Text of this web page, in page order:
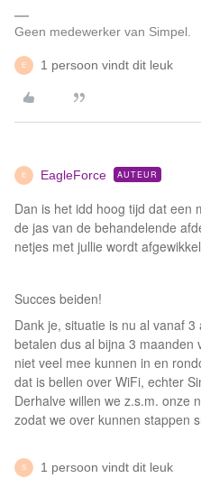
Geen medewerker van Simpel.
E 1 persoon vindt dit leuk
E EagleForce AUTEUR
Dan is het idd hoog tijd dat een
de jas van de behandelende
netjes met jullie wordt
Succes beiden!
Dank je, situatie is nu al vanaf
betalen dus al bijna 3 maanden
niet veel mee kunnen in en
dat is bellen over WiFi, echter
Derhalve willen we z.s.m. onze
zodat we over kunnen stappen
S 1 persoon vindt dit leuk